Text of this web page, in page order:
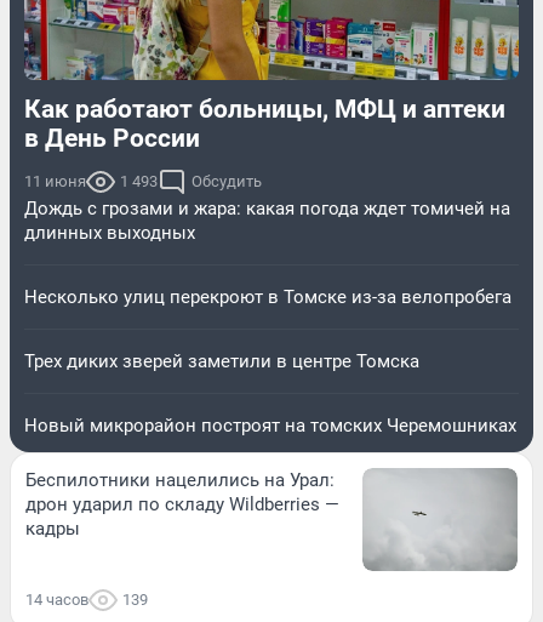
Как работают больницы, МФЦ и аптеки
в День России
11 июня 1 493 Обсудить
Дождь с грозами и жара: какая погода ждет томичей на
длинных выходных
Несколько улиц перекроют в Томске из-за велопробега
Трех диких зверей заметили в центре Томска
Новый микрорайон построят на томских Черемошниках
Беспилотники нацелились на Урал:
дрон ударил по складу Wildberries —
кадры
14 часов 139